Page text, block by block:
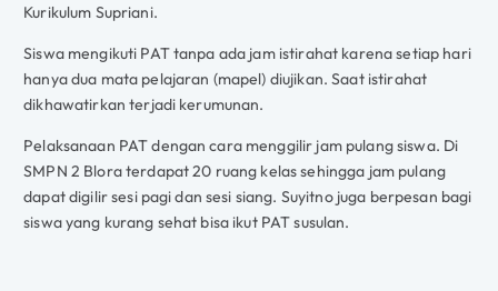
Kurikulum Supriani.
Siswa mengikuti PAT tanpa ada jam istirahat karena setiap hari
hanya dua mata pelajaran (mapel) diujikan. Saat istirahat
dikhawatirkan terjadi kerumunan.
Pelaksanaan PAT dengan cara menggilir jam pulang siswa. Di
SMPN 2 Blora terdapat 20 ruang kelas sehingga jam pulang
dapat digilir sesi pagi dan sesi siang. Suyitno juga berpesan bagi
siswa yang kurang sehat bisa ikut PAT susulan.